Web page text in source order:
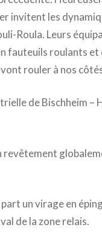
invitent les
Roula. Leurs
fauteuils roulants et
rouler à nos
de Bischheim –
revêtement
un virage en
de la zone relais.